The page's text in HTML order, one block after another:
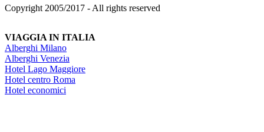
Copyright 2005/2017 - All rights reserved
VIAGGIA IN ITALIA
Alberghi Milano
Alberghi Venezia
Hotel Lago Maggiore
Hotel centro Roma
Hotel economici